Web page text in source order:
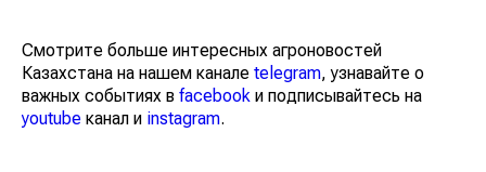
Смотрите больше интересных агроновостей
Казахстана на нашем каналеtelegram , узнавайте о
важных событиях вfacebook и подписывайтесь на
youtube канал иinstagram